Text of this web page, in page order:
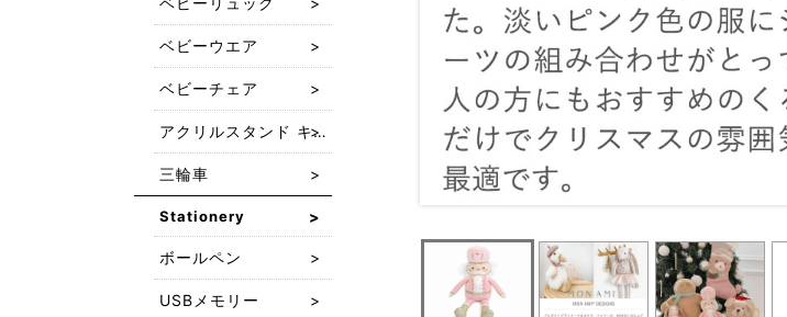
ベビーウエア
ベビーチェア
アクリルスタンド キーホルダー
三輪車
Stationery
ボールペン
USBメモリー